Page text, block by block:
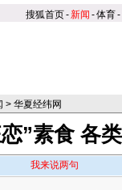
搜狐首页-新闻 -体育-
> 华夏经纬网
”素食 各
我来说两句